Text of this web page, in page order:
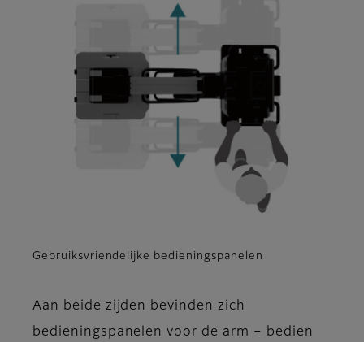
Gebruiksvriendelijke bedieningspanelen
Aan beide zijden bevinden zich
bedieningspanelen voor de arm – bedien